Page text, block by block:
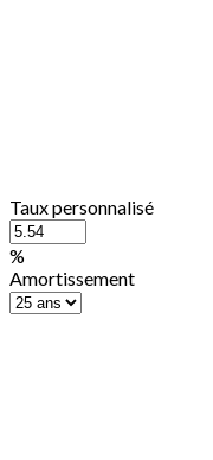
Taux personnalisé
%
Amortissement